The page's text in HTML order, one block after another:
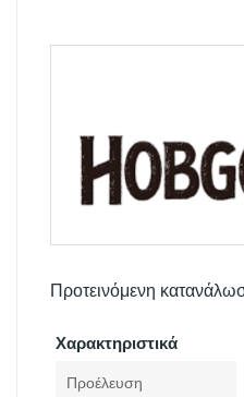
Προτεινόμενη
Χαρακτηριστικά
Προέλευση